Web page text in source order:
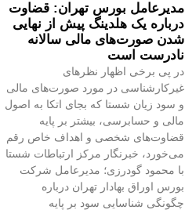
مدیرعامل بورس تهران: قضاوت
درباره یک هلدینگ پیش از نهایی
شدن صورت‌های مالی سالانه
نادرست است
در پی برخی اظهار نظرهای
غیرکارشناسی در مورد صورت‌های مالی
و سود زیان شستا که بجای اتکا به اصول
مالی و حسابرسی، بیشتر بر پایه
قضاوت‌‌های شخصی و اهداف خاص رقم
می‌خورد، خبرنگار مرکز ارتباطات شستا
با محمود گودرزی؛ مدیرعامل شرکت
بورس اوراق بهادار تهران درباره
چگونگی شناسایی سود بر پایه